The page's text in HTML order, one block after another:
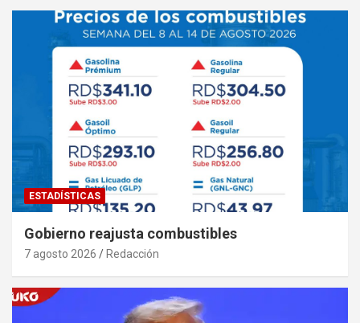
ESTADÍSTICAS
Gobierno reajusta combustibles
7 agosto 2026 Redacción